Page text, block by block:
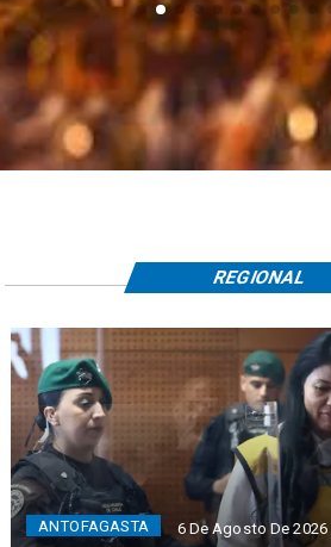
ANTOFAGASTA 6 De Agosto De 2026
REGIONAL